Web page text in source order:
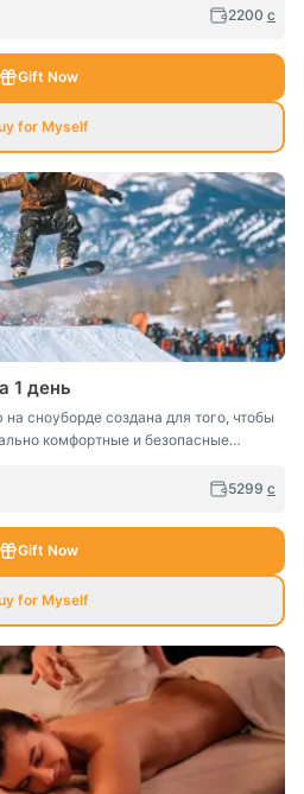
стоп позволяет стимулировать
кровообращение.
2200 c
Gift Now
for Myself
1 день
сноуборде создана для того, чтобы
комфортные и безопасные
это идеальное место для тех, кто
5299 c
Gift Now
for Myself